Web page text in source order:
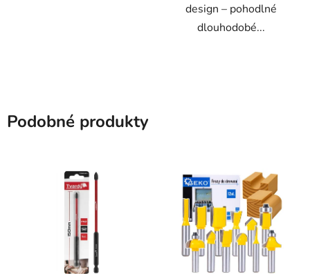
design – pohodlné
dlouhodobé...
Podobné produkty